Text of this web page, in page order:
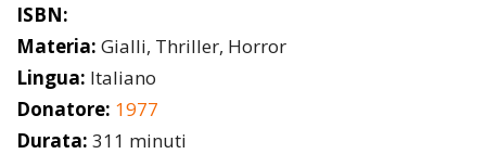
ISBN:
Materia: Gialli, Thriller, Horror
Lingua: Italiano
Donatore: 1977
Durata: 311 minuti